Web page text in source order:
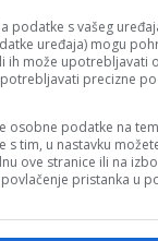
podatke s vašeg
uređaja) mogu
ih može upotrebljavati
precizne
osobne podatke na
s tim, u nastavku
ove stranice ili na
pristanka u